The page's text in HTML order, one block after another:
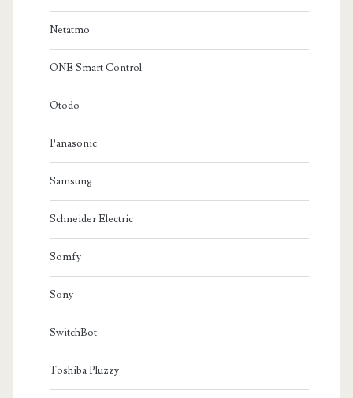
Netatmo
ONE Smart Control
Otodo
Panasonic
Samsung
Schneider Electric
Somfy
Sony
SwitchBot
Toshiba Pluzzy